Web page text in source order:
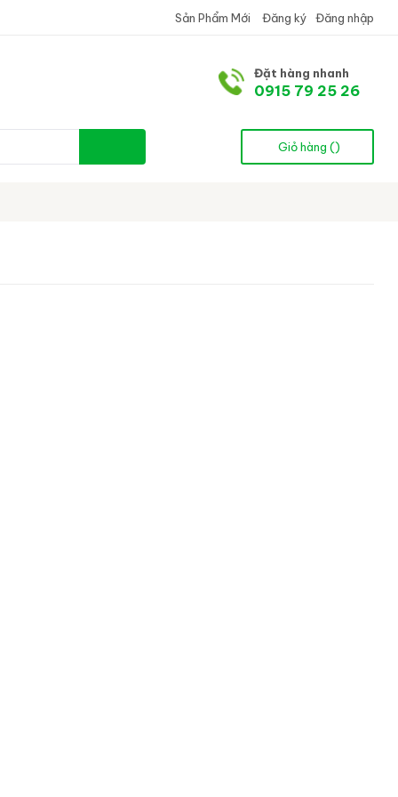
Đăng ký Đăng nhập
Sản Phẩm Mới
Đặt hàng nhanh
0915 79 25 26
Giỏ hàng ()